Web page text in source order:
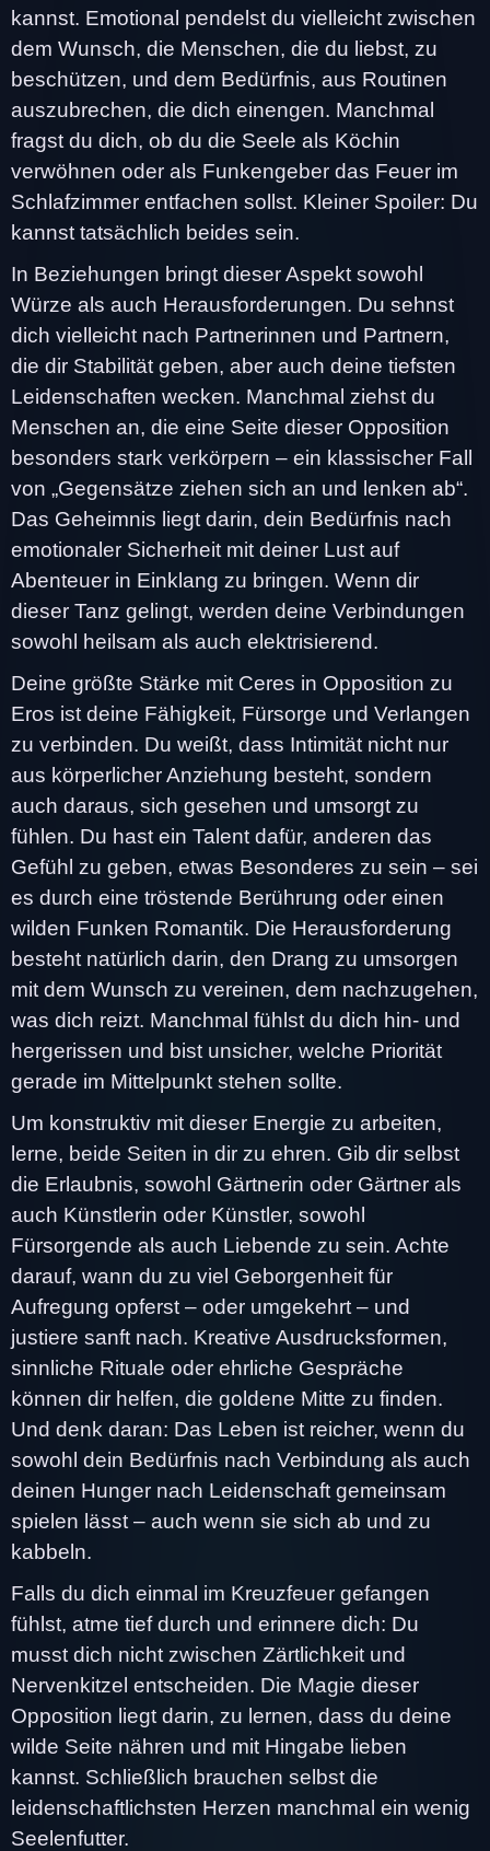
kannst. Emotional pendelst du vielleicht zwischen
dem Wunsch, die Menschen, die du liebst, zu
beschützen, und dem Bedürfnis, aus Routinen
auszubrechen, die dich einengen. Manchmal
fragst du dich, ob du die Seele als Köchin
verwöhnen oder als Funkengeber das Feuer im
Schlafzimmer entfachen sollst. Kleiner Spoiler: Du
kannst tatsächlich beides sein.
In Beziehungen bringt dieser Aspekt sowohl
Würze als auch Herausforderungen. Du sehnst
dich vielleicht nach Partnerinnen und Partnern,
die dir Stabilität geben, aber auch deine tiefsten
Leidenschaften wecken. Manchmal ziehst du
Menschen an, die eine Seite dieser Opposition
besonders stark verkörpern – ein klassischer Fall
von „Gegensätze ziehen sich an und lenken ab“.
Das Geheimnis liegt darin, dein Bedürfnis nach
emotionaler Sicherheit mit deiner Lust auf
Abenteuer in Einklang zu bringen. Wenn dir
dieser Tanz gelingt, werden deine Verbindungen
sowohl heilsam als auch elektrisierend.
Deine größte Stärke mit Ceres in Opposition zu
Eros ist deine Fähigkeit, Fürsorge und Verlangen
zu verbinden. Du weißt, dass Intimität nicht nur
aus körperlicher Anziehung besteht, sondern
auch daraus, sich gesehen und umsorgt zu
fühlen. Du hast ein Talent dafür, anderen das
Gefühl zu geben, etwas Besonderes zu sein – sei
es durch eine tröstende Berührung oder einen
wilden Funken Romantik. Die Herausforderung
besteht natürlich darin, den Drang zu umsorgen
mit dem Wunsch zu vereinen, dem nachzugehen,
was dich reizt. Manchmal fühlst du dich hin- und
hergerissen und bist unsicher, welche Priorität
gerade im Mittelpunkt stehen sollte.
Um konstruktiv mit dieser Energie zu arbeiten,
lerne, beide Seiten in dir zu ehren. Gib dir selbst
die Erlaubnis, sowohl Gärtnerin oder Gärtner als
auch Künstlerin oder Künstler, sowohl
Fürsorgende als auch Liebende zu sein. Achte
darauf, wann du zu viel Geborgenheit für
Aufregung opferst – oder umgekehrt – und
justiere sanft nach. Kreative Ausdrucksformen,
sinnliche Rituale oder ehrliche Gespräche
können dir helfen, die goldene Mitte zu finden.
Und denk daran: Das Leben ist reicher, wenn du
sowohl dein Bedürfnis nach Verbindung als auch
deinen Hunger nach Leidenschaft gemeinsam
spielen lässt – auch wenn sie sich ab und zu
kabbeln.
Falls du dich einmal im Kreuzfeuer gefangen
fühlst, atme tief durch und erinnere dich: Du
musst dich nicht zwischen Zärtlichkeit und
Nervenkitzel entscheiden. Die Magie dieser
Opposition liegt darin, zu lernen, dass du deine
wilde Seite nähren und mit Hingabe lieben
kannst. Schließlich brauchen selbst die
leidenschaftlichsten Herzen manchmal ein wenig
Seelenfutter.